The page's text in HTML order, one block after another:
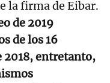
la firma de Eibar.
de 2019
de los 16
2018, entretanto,